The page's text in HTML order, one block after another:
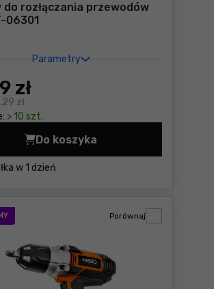
rozłączania przewodów
06301
Parametry
zł
zł
> 10 szt.
w 1 dzień
Do koszyka
Zestaw do rozłączania
Porównaj